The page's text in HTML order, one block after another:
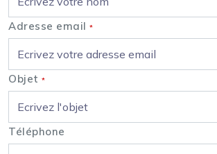
Adresse email *
Objet *
Téléphone